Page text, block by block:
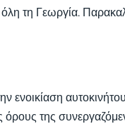
όλη τη Γεωργία.
της